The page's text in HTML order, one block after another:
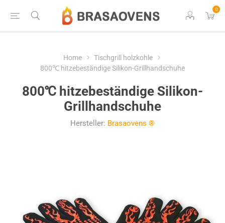
0
Home
Tischgrill holzkohle
800℃ hitzebeständige Silikon-Grillhandschuhe
800℃ hitzebeständige Silikon-
Grillhandschuhe
Hersteller: Brasaovens ®